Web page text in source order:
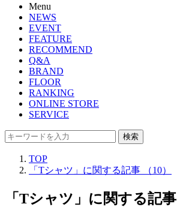
Menu
NEWS
EVENT
FEATURE
RECOMMEND
Q&A
BRAND
FLOOR
RANKING
ONLINE STORE
SERVICE
検索
TOP
「Tシャツ」に関する記事 （10）
「Tシャツ」に関する記事